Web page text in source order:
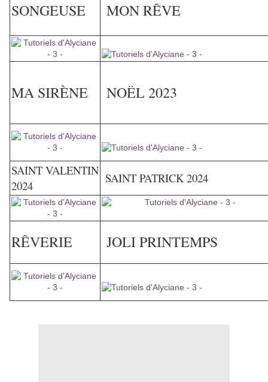
SONGEUSE MON RÊVE
MA SIRÈNE NOËL 2023
SAINT VALENTIN
2024
SAINT PATRICK 2024
RÊVERIE JOLI PRINTEMPS